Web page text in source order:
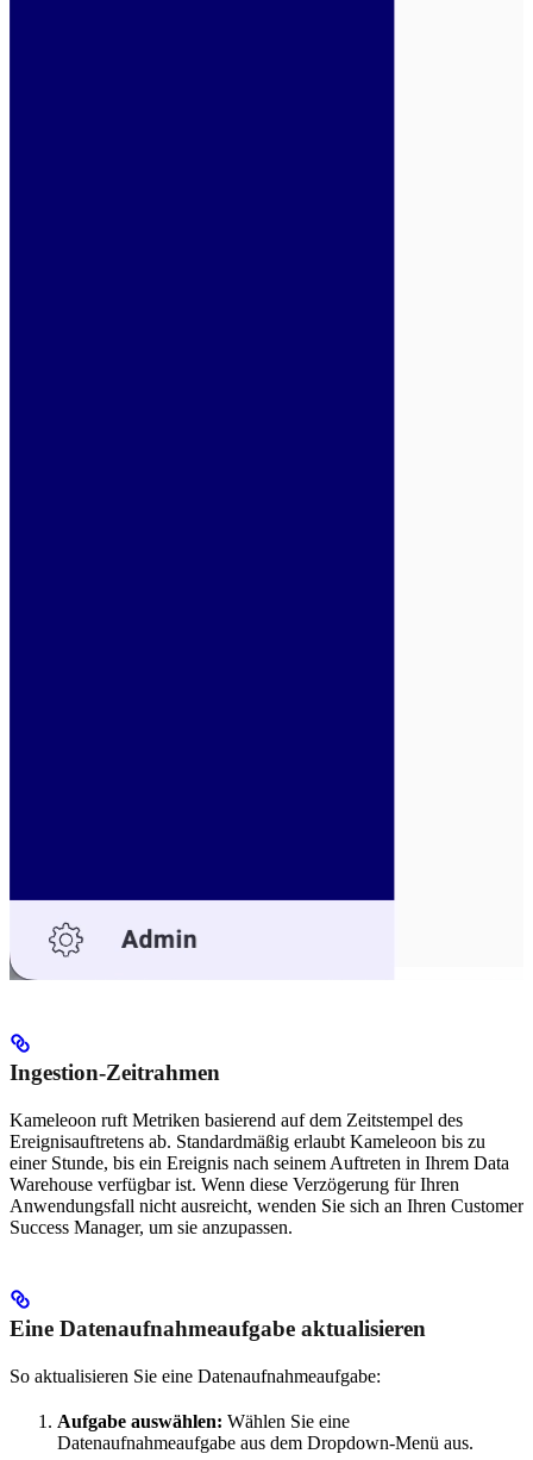
Ingestion-Zeitrahmen
Kameleoon ruft Metriken basierend auf dem Zeitstempel des
Ereignisauftretens ab. Standardmäßig erlaubt Kameleoon bis zu
einer Stunde, bis ein Ereignis nach seinem Auftreten in Ihrem Data
Warehouse verfügbar ist. Wenn diese Verzögerung für Ihren
Anwendungsfall nicht ausreicht, wenden Sie sich an Ihren Customer
Success Manager, um sie anzupassen.
Eine Datenaufnahmeaufgabe aktualisieren
So aktualisieren Sie eine Datenaufnahmeaufgabe:
Aufgabe auswählen: Wählen Sie eine
Datenaufnahmeaufgabe aus dem Dropdown-Menü aus.